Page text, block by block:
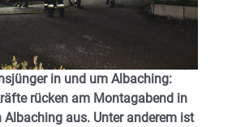
in und um Albaching:
rücken am Montagabend in
aus. Unter anderem ist